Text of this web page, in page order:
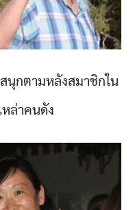
นุกตามหลังสมาชิกใน
ล่าคนดัง